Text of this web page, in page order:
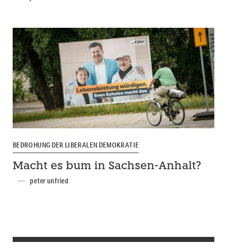
BEDROHUNG DER LIBERALEN DEMOKRATIE
Macht es bum in Sachsen-Anhalt?
peter unfried